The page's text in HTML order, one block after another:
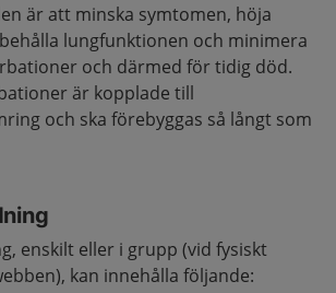
är att minska symtomen, höja
lungfunktionen och minimera
och därmed för tidig död.
är kopplade till
och ska förebyggas så långt som
enskilt eller i grupp (vid fysiskt
kan innehålla följande: